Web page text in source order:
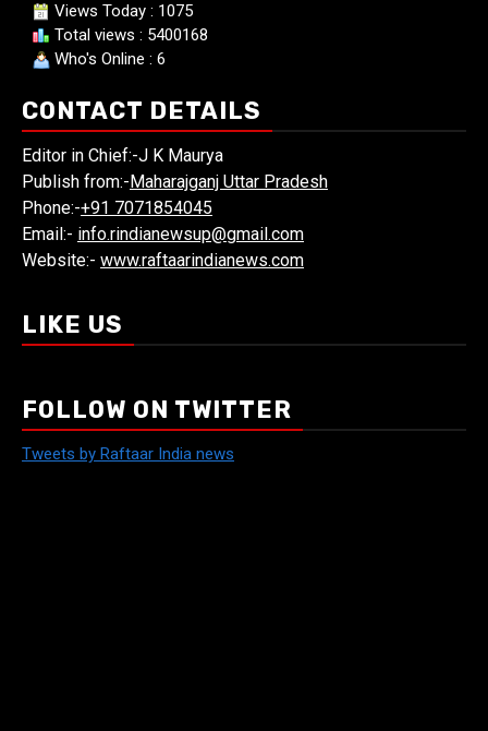
Views Today : 1075
Total views : 5400168
Who's Online : 6
CONTACT DETAILS
Editor in Chief:-J K Maurya
Publish from:- Maharajganj Uttar Pradesh
Phone:-+91 7071854045
Email:- info.rindianewsup@gmail.com
Website:- www.raftaarindianews.com
LIKE US
FOLLOW ON TWITTER
Tweets by Raftaar India news